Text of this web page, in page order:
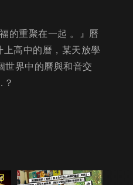
的重聚在一起 。』曆
高中的曆，某天放學
世界中的曆與和音交